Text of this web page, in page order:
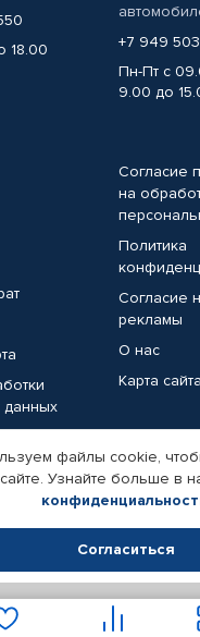
18.00
+7 949
Пн-Пт с
9.00 до
данных
Согласие
на
Политика
Согласие
рекламы
О нас
Карта сайта
клиентам
Реквизиты
2015-2026. Все права
автомобильных товаров
файлы cookie,
Узнайте больше в
Согласиться
Отклонить